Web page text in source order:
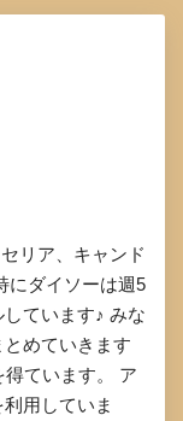
リア、キャンド
にダイソーは週5
ています♪ みな
めていきます
ています。 ア
用していま